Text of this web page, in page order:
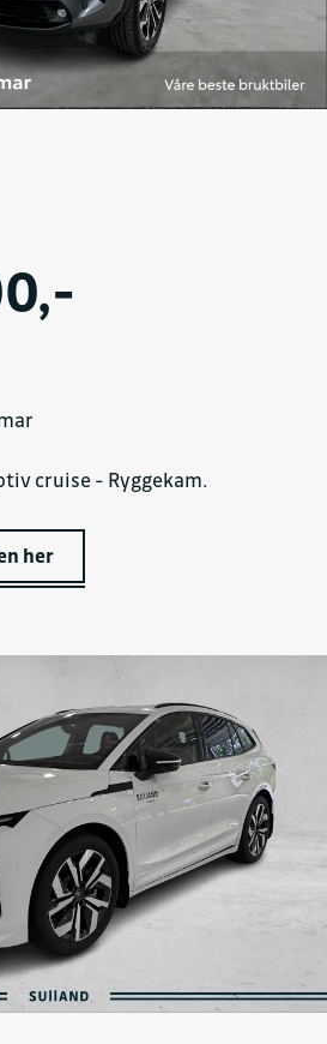
cruise - Ryggekam.
her